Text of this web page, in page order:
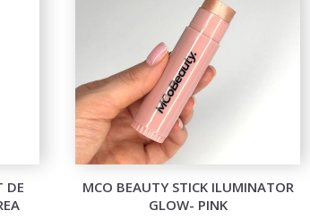
DE
MCO BEAUTY STICK ILUMINATOR
GLOW- PINK